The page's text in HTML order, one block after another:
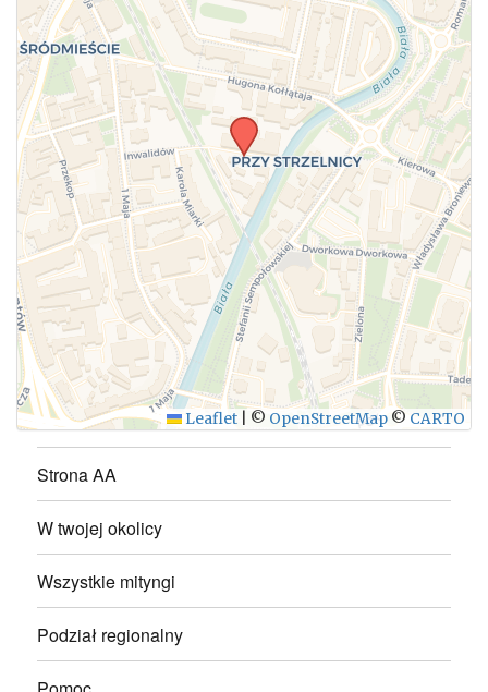
WYŚLIJ
Leaflet © OpenStreetMap © CARTO
Strona AA
W twojej okolicy
Wszystkie mityngi
Podział regionalny